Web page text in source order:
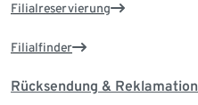
Filialreservierung
Filialfinder
Rücksendung & Reklamation